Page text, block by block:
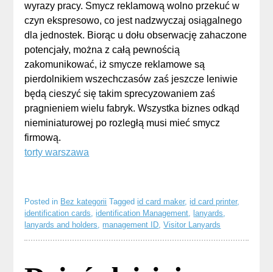
wyrazy pracy. Smycz reklamową wolno przekuć w
czyn ekspresowo, co jest nadzwyczaj osiągalnego
dla jednostek. Biorąc u dołu obserwację zahaczone
potencjały, można z całą pewnością
zakomunikować, iż smycze reklamowe są
pierdolnikiem wszechczasów zaś jeszcze leniwie
będą cieszyć się takim sprecyzowaniem zaś
pragnieniem wielu fabryk. Wszystka biznes odkąd
nieminiaturowej po rozległą musi mieć smycz
firmową.
torty warszawa
Posted in Bez kategorii Tagged id card maker, id card printer,
identification cards, identification Management, lanyards,
lanyards and holders, management ID,Visitor Lanyards